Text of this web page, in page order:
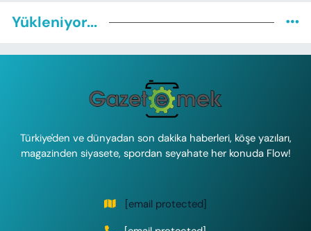
Yükleniyor...
Türkiye'den ve dünyadan son dakika haberleri, köşe yazıları,
magazinden siyasete, spordan seyahate her konuda Flow!
[email protected]